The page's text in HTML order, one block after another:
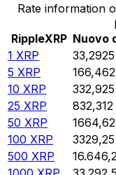
Rate information
RippleXRP Nuovo
1 XRP 33,2925
5 XRP 166,462
10 XRP 332,925
25 XRP 832,312
50 XRP 1664,62
100 XRP 3329,25
500 XRP 16.646,2